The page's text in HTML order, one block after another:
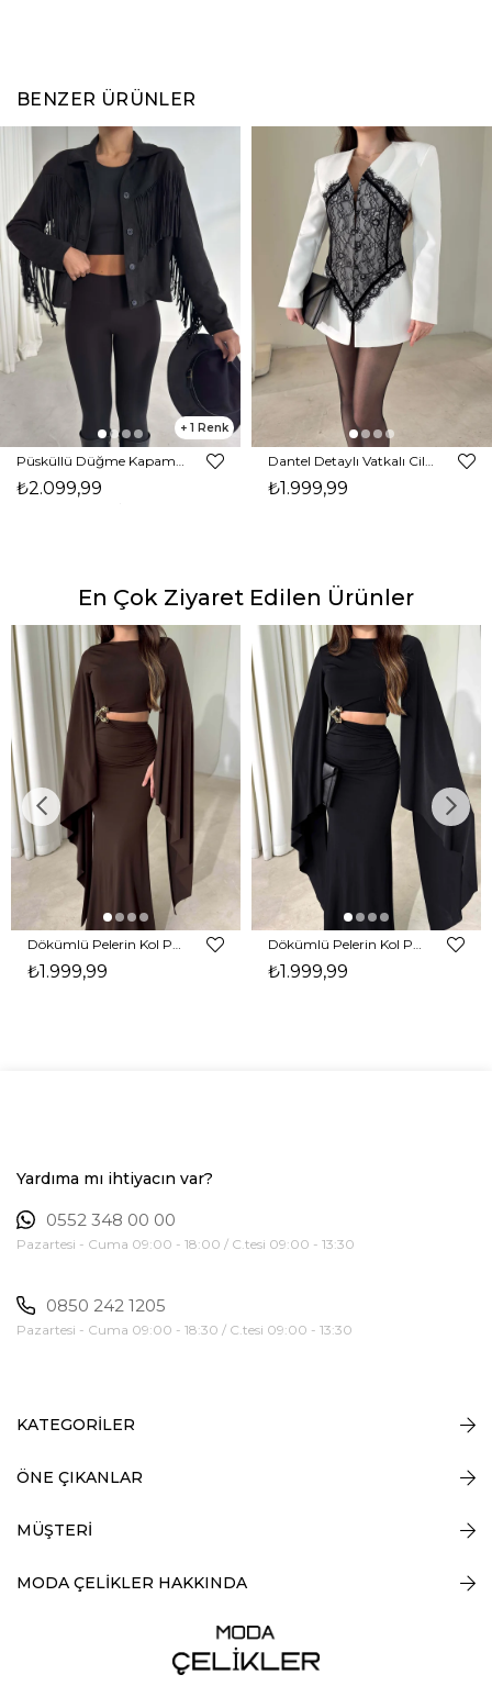
BENZER ÜRÜNLER
1
₺2.099,99 ₺1.999,99
En Çok Ziyaret Edilen Ürünler
₺1.999,99 ₺1.999,99
Yardıma mı ihtiyacın var?
0552 348 00 00
Pazartesi - Cuma 09:00 - 18:00 / C.tesi 09:00 - 13:30
0850 242 1205
Pazartesi - Cuma 09:00 - 18:30 / C.tesi 09:00 - 13:30
KATEGORİLER
ÖNE ÇIKANLAR
MÜŞTERİ
MODA ÇELİKLER HAKKINDA